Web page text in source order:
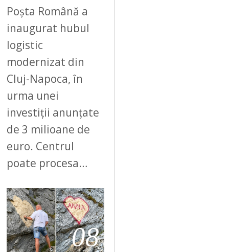
Poșta Română a
inaugurat hubul
logistic
modernizat din
Cluj-Napoca, în
urma unei
investiții anunțate
de 3 milioane de
euro. Centrul
poate procesa…
08